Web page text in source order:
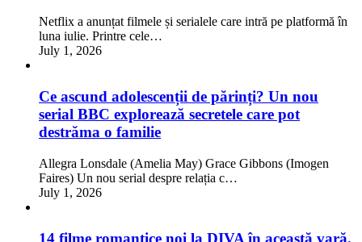
Netflix a anunțat filmele și serialele care intră pe platformă în
luna iulie. Printre cele…
July 1, 2026
Ce ascund adolescenții de părinți? Un nou
serial BBC explorează secretele care pot
destrăma o familie
Allegra Lonsdale (Amelia May) Grace Gibbons (Imogen
Faires) Un nou serial despre relația c…
July 1, 2026
14 filme romantice noi la DIVA în această vară.